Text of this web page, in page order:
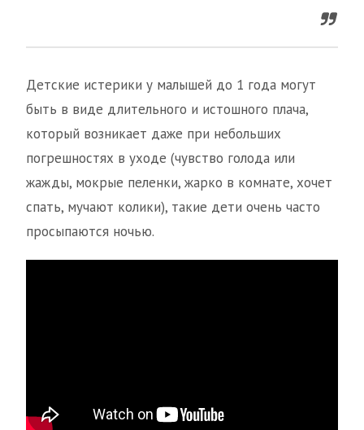
Детские истерики у малышей до 1 года могут
быть в виде длительного и истошного плача,
который возникает даже при небольших
погрешностях в уходе (чувство голода или
жажды, мокрые пеленки, жарко в комнате, хочет
спать, мучают колики), такие дети очень часто
просыпаются ночью.